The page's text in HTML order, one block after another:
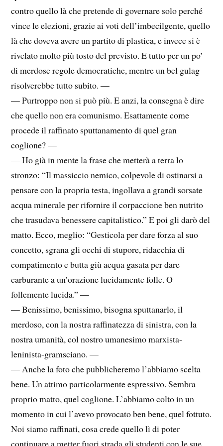
contro quello là che pretende di governare solo perché
vince le elezioni, grazie ai voti dell’imbecilgente, quello
là che doveva avere un partito di plastica, e invece si è
rivelato molto più tosto del previsto. E tutto per un po’
di merdose regole democratiche, mentre un bel gulag
risolverebbe tutto subito. —
— Purtroppo non si può più. E anzi, la consegna è dire
che quello non era comunismo. Esattamente come
procede il raffinato sputtanamento di quel gran
coglione? —
— Ho già in mente la frase che metterà a terra lo
stronzo: “Il massiccio nemico, colpevole di ostinarsi a
pensare con la propria testa, ingollava a grandi sorsate
acqua minerale per rifornire il corpaccione ben nutrito
che trasudava benessere capitalistico.” E poi gli darò del
matto. Ecco, meglio: “Gesticola per dare forza al suo
concetto, sgrana gli occhi di stupore, ridacchia di
compatimento e butta giù acqua gasata per dare
carburante a un’orazione lucidamente folle. O
follemente lucida.” —
— Benissimo, benissimo, bisogna sputtanarlo, il
merdoso, con la nostra raffinatezza di sinistra, con la
nostra umanità, col nostro umanesimo marxista-
leninista-gramsciano. —
— Anche la foto che pubblicheremo l’abbiamo scelta
bene. Un attimo particolarmente espressivo. Sembra
proprio matto, quel coglione. L’abbiamo colto in un
momento in cui l’avevo provocato ben bene, quel fottuto.
Noi siamo raffinati, cosa crede quello lì di poter
continuare a metter fuori strada gli studenti con le sue